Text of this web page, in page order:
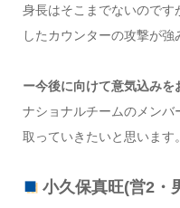
身長はそこまでないので
したカウンターの攻撃が強
ー今後に向けて意気込みを
ナショナルチームのメンバ
取っていきたいと思います。
小久保真旺(営2・